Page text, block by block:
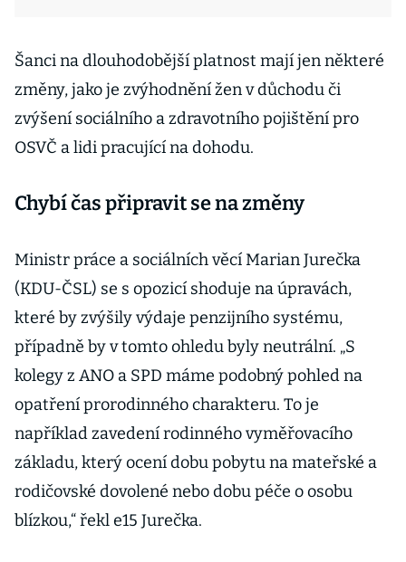
Šanci na dlouhodobější platnost mají jen některé
změny, jako je zvýhodnění žen v důchodu či
zvýšení sociálního a zdravotního pojištění pro
OSVČ a lidi pracující na dohodu.
Chybí čas připravit se na změny
Ministr práce a sociálních věcí Marian Jurečka
(KDU-ČSL) se s opozicí shoduje na úpravách,
které by zvýšily výdaje penzijního systému,
případně by v tomto ohledu byly neutrální. „S
kolegy z ANO a SPD máme podobný pohled na
opatření prorodinného charakteru. To je
například zavedení rodinného vyměřovacího
základu, který ocení dobu pobytu na mateřské a
rodičovské dovolené nebo dobu péče o osobu
blízkou,“ řekl e15 Jurečka.